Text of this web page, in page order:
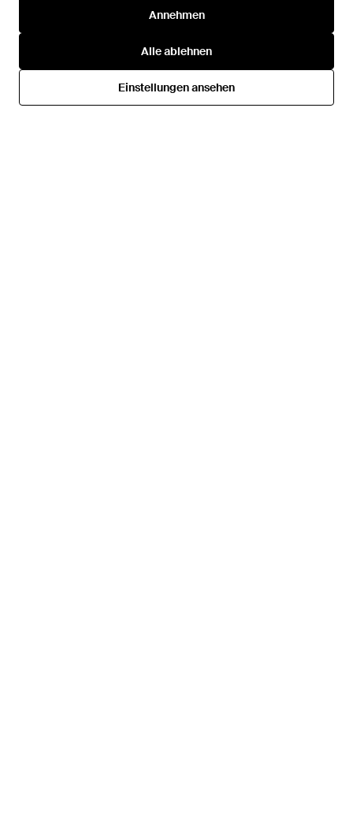
Annehmen
Alle ablehnen
Einstellungen ansehen
Annehmen
Alle ablehnen
Einstellungen ansehen
Hiccup
46,59 €
Kleid - Braun
SALE